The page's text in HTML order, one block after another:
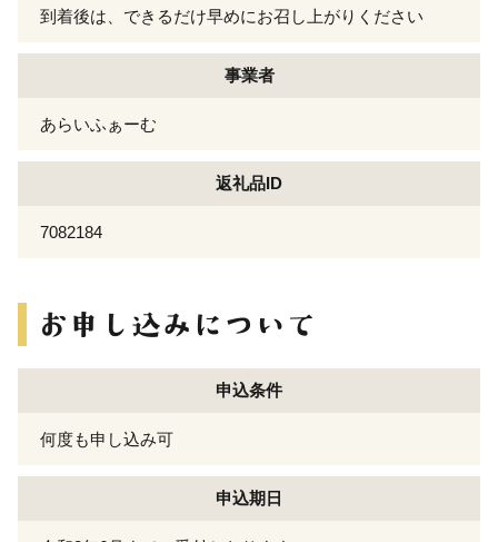
到着後は、できるだけ早めにお召し上がりください
事業者
あらいふぁーむ
返礼品ID
7082184
申込条件
何度も申し込み可
申込期日